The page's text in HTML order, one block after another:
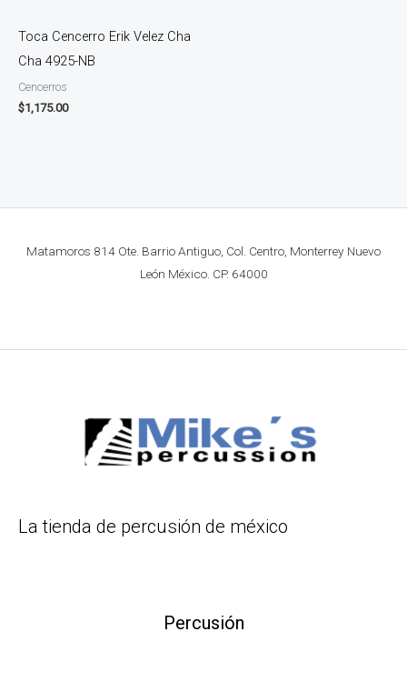
Toca Cencerro Erik Velez Cha
Cha 4925-NB
Cencerros
$1,175.00
Matamoros 814 Ote. Barrio Antiguo, Col. Centro, Monterrey Nuevo
León México. CP. 64000
La tienda de percusión de méxico
Percusión